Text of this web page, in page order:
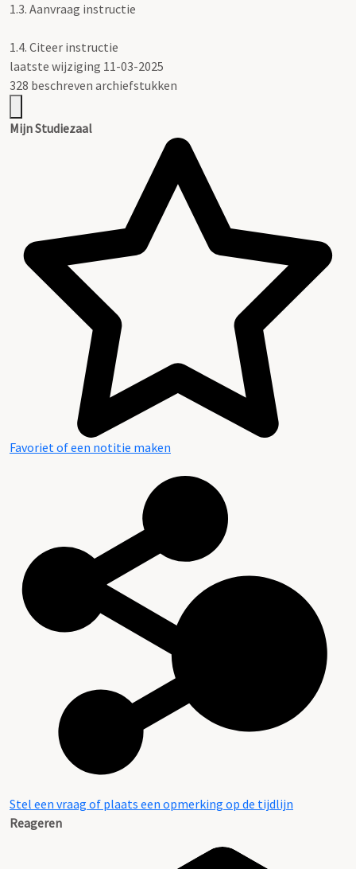
1.3. Aanvraag instructie
1.4. Citeer instructie
laatste wijziging 11-03-2025
328 beschreven archiefstukken
Mijn Studiezaal
Favoriet of een notitie maken
Stel een vraag of plaats een opmerking op de tijdlijn
Reageren